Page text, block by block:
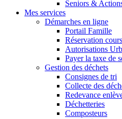
Seniors &
Mes services
Démarches en ligne
Portail Famille
Réservation
Autorisations
Payer la taxe de
Gestion des déchets
Consignes de tri
Collecte des
Redevance
Déchetteries
Composteurs